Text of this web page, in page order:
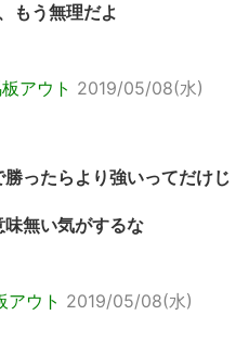
もう無理だよ
アウト 2019/05/08(水)
ったらより強いってだけじ
無い気がするな
アウト 2019/05/08(水)